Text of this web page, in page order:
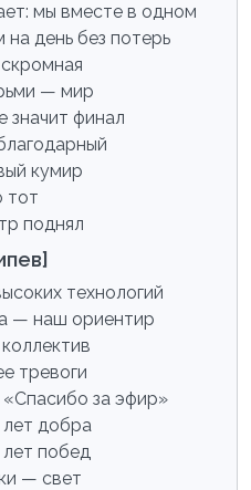
мы вместе в одном
день без потерь
— мир
значит финал
кумир
тот
поднял
технологий
— наш ориентир
тревоги
за эфир»
добра
побед
— свет